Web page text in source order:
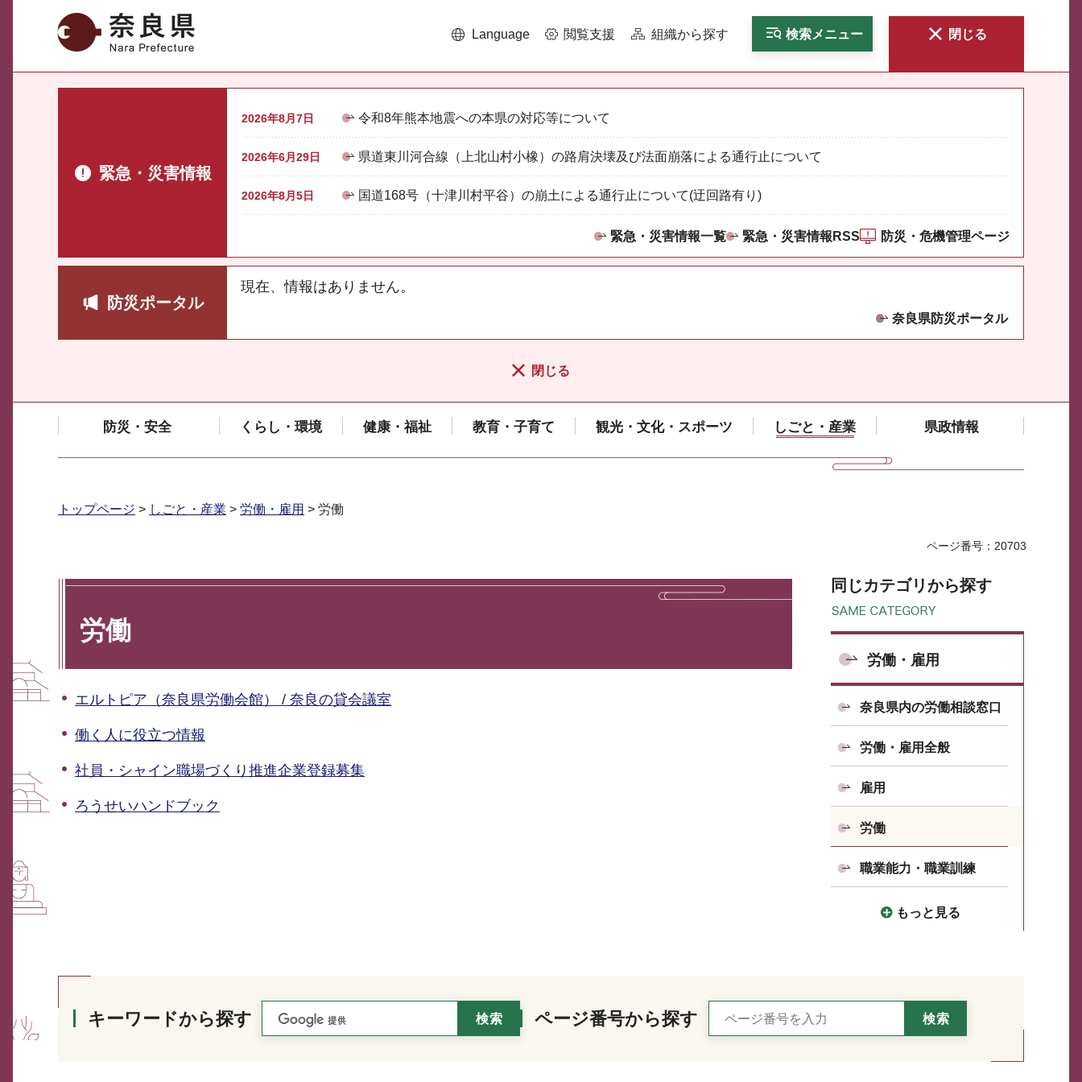
奈良県 Language 閲覧支援 組織から探す 検索メニュー 閉じる
緊急・災害情報
2026年8月7日 令和8年熊本地震への本県の対応等について
2026年6月29日 県道東川河合線（上北山村小橡）の路肩決壊及び法面崩落による通行止について
2026年8月5日 国道168号（十津川村平谷）の崩土による通行止について(迂回路有り)
緊急・災害情報一覧 緊急・災害情報RSS 防災・危機管理ページ
防災ポータル
現在、情報はありません。
奈良県防災ポータル
閉じる
防災・安全 くらし・環境 健康・福祉 教育・子育て 観光・文化・スポーツ しごと・産業 県政情報
トップページ > しごと・産業 > 労働・雇用 > 労働
ページ番号：20703
労働
エルトピア（奈良県労働会館） / 奈良の貸会議室
働く人に役立つ情報
社員・シャイン職場づくり推進企業登録募集
ろうせいハンドブック
同じカテゴリから探す
労働・雇用
奈良県内の労働相談窓口
労働・雇用全般
雇用
労働
職業能力・職業訓練
もっと見る
キーワードから探す ページ番号から探す